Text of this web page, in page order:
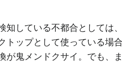
している不都合としては
トップとして使っている場
が鬼メンドクサイ。でも、